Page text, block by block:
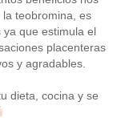
teobromina, es
que estimula el
placenteras
y agradables.
dieta, cocina y se